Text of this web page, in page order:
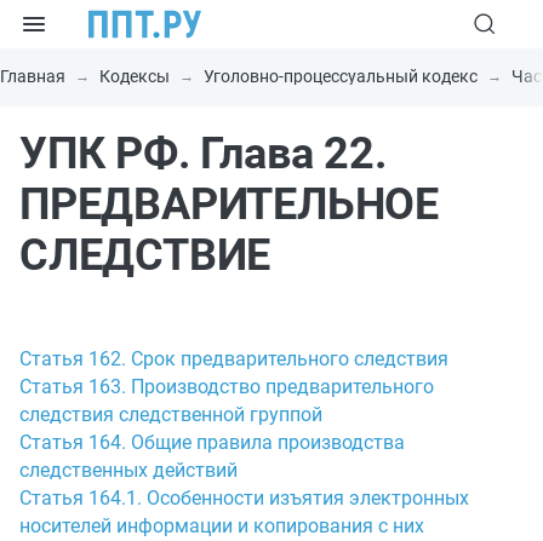
Главная Кодексы Уголовно-процессуальный кодекс
УПК РФ. Глава 22.
ПРЕДВАРИТЕЛЬНОЕ
СЛЕДСТВИЕ
Статья 162. Срок предварительного следствия
Статья 163. Производство предварительного
следствия следственной группой
Статья 164. Общие правила производства
следственных действий
Статья 164.1. Особенности изъятия электронных
носителей информации и копирования с них